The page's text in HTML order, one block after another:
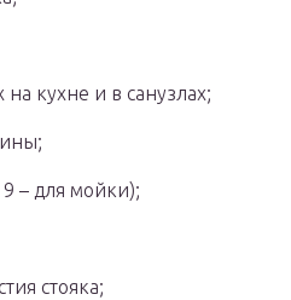
кухне и в санузлах;
– для мойки);
стояка;